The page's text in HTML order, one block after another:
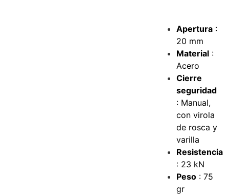
Apertura :
20 mm
Material :
Acero
Cierre
seguridad
: Manual,
con virola
de rosca y
varilla
Resistencia
: 23 kN
Peso : 75
gr